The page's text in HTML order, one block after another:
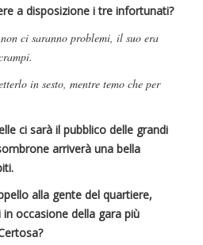
a disposizione i tre infortunati?
ci saranno problemi, il suo era
in sesto, mentre temo che per
ci sarà il pubblico delle grandi
arriverà una bella
alla gente del quartiere,
occasione della gara più